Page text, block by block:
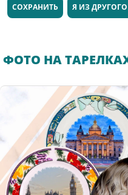
СОХРАНИТЬ Я ИЗ
ФОТО НА